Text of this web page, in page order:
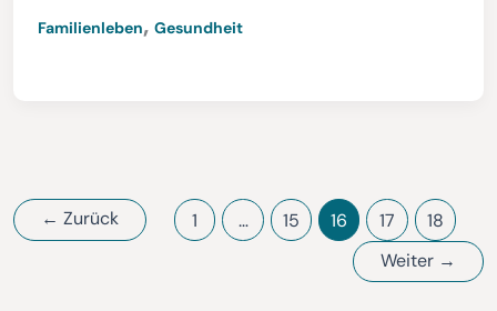
Familienleben, Gesundheit
← Zurück 1 … 15 16 17
18
Weiter →